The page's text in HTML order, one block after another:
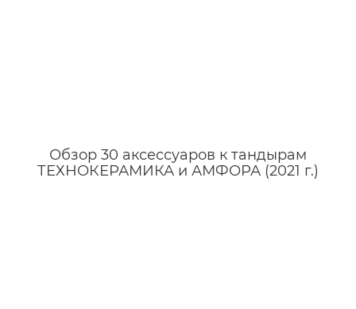
Обзор 30 аксессуаров к тандырам
ТЕХНОКЕРАМИКА и АМФОРА (2021 г.)